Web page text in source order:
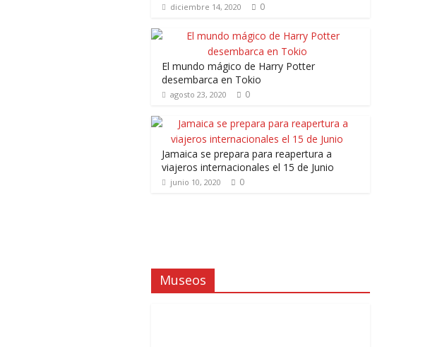
diciembre 14, 2020 0
El mundo mágico de Harry Potter
desembarca en Tokio
agosto 23, 2020 0
Jamaica se prepara para reapertura a
viajeros internacionales el 15 de Junio
junio 10, 2020 0
Museos